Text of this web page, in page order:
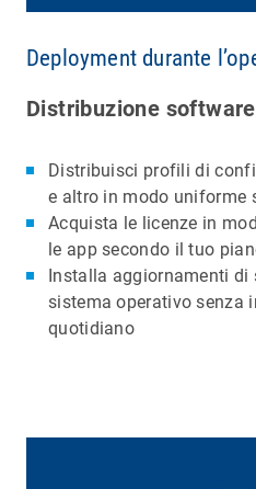
Deployment durante
Distribuzione
Distribuisci profili di
e altro in modo uniforme
Acquista le licenze in
le app secondo il tuo
Installa aggiornamenti di
sistema operativo senza
quotidiano